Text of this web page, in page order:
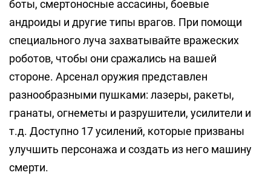
боты, смертоносные ассасины, боевые
андроиды и другие типы врагов. При помощи
специального луча захватывайте вражеских
роботов, чтобы они сражались на вашей
стороне. Арсенал оружия представлен
разнообразными пушками: лазеры, ракеты,
гранаты, огнеметы и разрушители, усилители и
т.д. Доступно 17 усилений, которые призваны
улучшить персонажа и создать из него машину
смерти.